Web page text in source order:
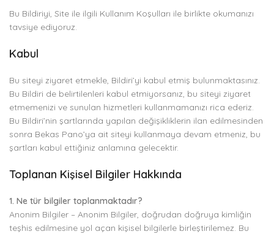
Bu Bildiriyi, Site ile ilgili Kullanım Koşulları ile birlikte okumanızı
tavsiye ediyoruz.
Kabul
Bu siteyi ziyaret etmekle, Bildiri’yi kabul etmiş bulunmaktasınız.
Bu Bildiri de belirtilenleri kabul etmiyorsanız, bu siteyi ziyaret
etmemenizi ve sunulan hizmetleri kullanmamanızı rica ederiz.
Bu Bildiri’nin şartlarında yapılan değişikliklerin ilan edilmesinden
sonra Bekas Pano’ya ait siteyi kullanmaya devam etmeniz, bu
şartları kabul ettiğiniz anlamına gelecektir.
Toplanan Kişisel Bilgiler Hakkında
1. Ne tür bilgiler toplanmaktadır?
Anonim Bilgiler – Anonim Bilgiler, doğrudan doğruya kimliğin
teşhis edilmesine yol açan kişisel bilgilerle birleştirilemez. Bu